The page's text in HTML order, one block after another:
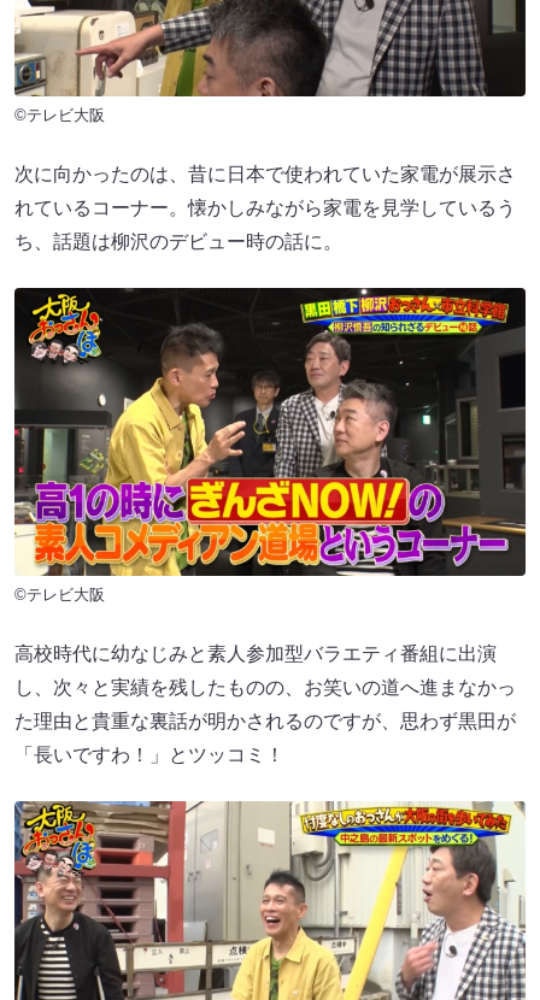
©テレビ大阪
次に向かったのは、昔に日本で使われていた家電が展示さ
れているコーナー。懐かしみながら家電を見学しているう
ち、話題は柳沢のデビュー時の話に。
©テレビ大阪
高校時代に幼なじみと素人参加型バラエティ番組に出演
し、次々と実績を残したものの、お笑いの道へ進まなかっ
た理由と貴重な裏話が明かされるのですが、思わず黒田が
「長いですわ！」とツッコミ！